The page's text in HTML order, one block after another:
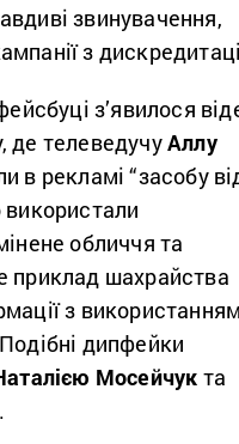
звинувачення,
з
з’явилося
де телеведучуАллу
в рекламі “засобу
обличчя та
приклад шахрайства
з
дипфейки
Мосейчук та
.